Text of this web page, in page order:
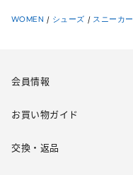
WOMEN / シューズ / スニーカー
会員情報
お買い物ガイド
交換・返品